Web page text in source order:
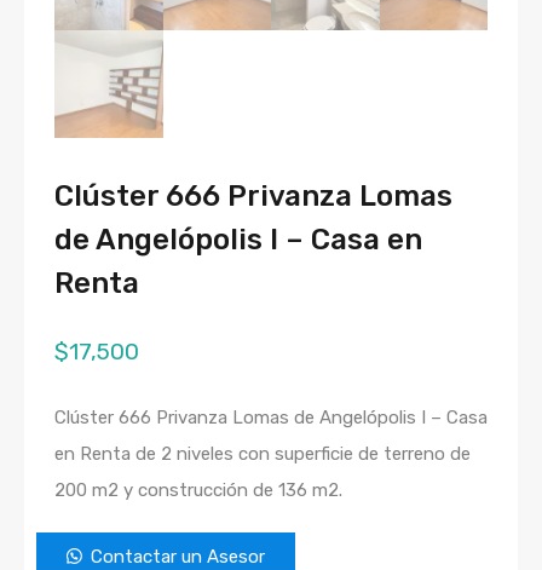
Clúster 666 Privanza Lomas
de Angelópolis I – Casa en
Renta
$17,500
Clúster 666 Privanza Lomas de Angelópolis I – Casa
en Renta de 2 niveles con superficie de terreno de
200 m2 y construcción de 136 m2.
Contactar un Asesor